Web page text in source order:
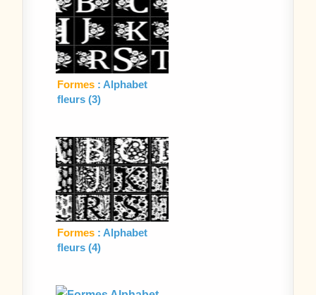
Formes : Alphabet
fleurs (3)
Formes : Alphabet
fleurs (4)